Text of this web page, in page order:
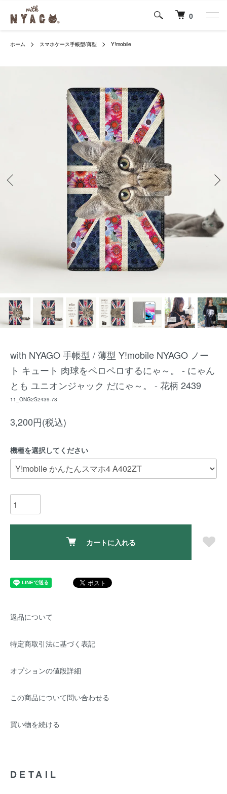
0
ホーム スマホケース手帳型/薄型 Y!mobile
with NYAGO 手帳型 / 薄型 Y!mobile NYAGO ノー
ト キュート 肉球をペロペロするにゃ～。 - にゃん
とも ユニオンジャック だにゃ～。 - 花柄 2439
11_ONG2S2439-78
3,200円(税込)
機種を選択してください
カートに入れる
返品について
特定商取引法に基づく表記
オプションの値段詳細
この商品について問い合わせる
買い物を続ける
DETAIL